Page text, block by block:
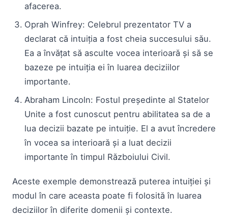
afacerea.
Oprah Winfrey: Celebrul prezentator TV a
declarat că intuiția a fost cheia succesului său.
Ea a învățat să asculte vocea interioară și să se
bazeze pe intuiția ei în luarea deciziilor
importante.
Abraham Lincoln: Fostul președinte al Statelor
Unite a fost cunoscut pentru abilitatea sa de a
lua decizii bazate pe intuiție. El a avut încredere
în vocea sa interioară și a luat decizii
importante în timpul Războiului Civil.
Aceste exemple demonstrează puterea intuiției și
modul în care aceasta poate fi folosită în luarea
deciziilor în diferite domenii și contexte.